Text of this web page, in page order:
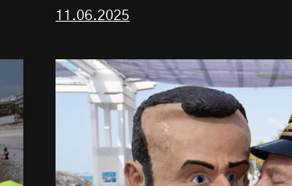
11.06.2025